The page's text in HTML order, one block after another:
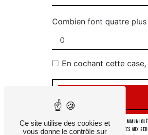
Combien font quatre
En cochant cette
** Les données personnelles
collectées seront communiquées aux
Ce site utilise des cookies et
vous donne le contrôle sur